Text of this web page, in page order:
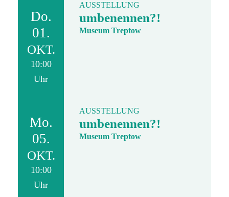
Do.
01.
OKT.
10:00
Uhr
AUSSTELLUNG
umbenennen?!
Museum Treptow
Mo.
05.
OKT.
10:00
Uhr
AUSSTELLUNG
umbenennen?!
Museum Treptow